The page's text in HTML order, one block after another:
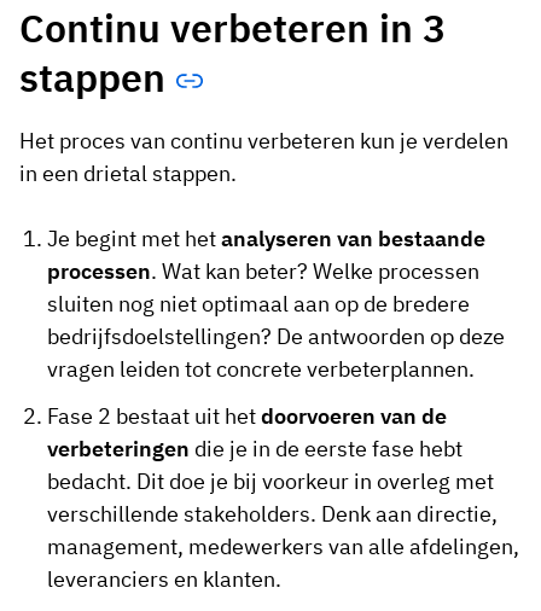
Continu verbeteren in 3
stappen
Het proces van continu verbeteren kun je verdelen
in een drietal stappen.
Je begint met hetanalyseren van bestaande
processen. Wat kan beter? Welke processen
sluiten nog niet optimaal aan op de bredere
bedrijfsdoelstellingen? De antwoorden op deze
vragen leiden tot concrete verbeterplannen.
Fase 2 bestaat uit hetdoorvoeren van de
verbeteringen die je in de eerste fase hebt
bedacht. Dit doe je bij voorkeur in overleg met
verschillende stakeholders. Denk aan directie,
management, medewerkers van alle afdelingen,
leveranciers en klanten.